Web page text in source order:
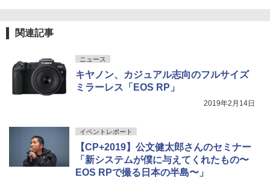
関連記事
ニュース
キヤノン、カジュアル志向のフルサイズ
ミラーレス「EOS RP」
2019年2月14日
イベントレポート
【CP+2019】公文健太郎さんのセミナー
「新システムが僕に与えてくれたもの〜
EOS RPで撮る日本の半島〜」